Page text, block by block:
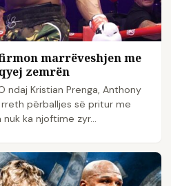
marrëveshjen me
zemrën
ndaj Kristian Prenga, Anthony
përballjes së pritur me
nuk ka njoftime zyr...